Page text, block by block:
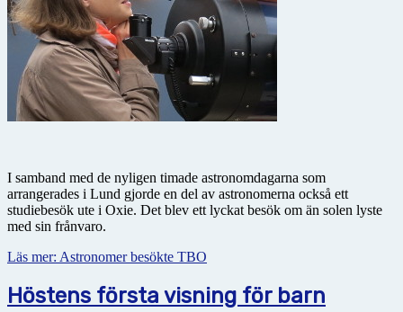
I samband med de nyligen timade astronomdagarna som
arrangerades i Lund gjorde en del av astronomerna också ett
studiebesök ute i Oxie. Det blev ett lyckat besök om än solen lyste
med sin frånvaro.
Läs mer: Astronomer besökte TBO
Höstens första visning för barn